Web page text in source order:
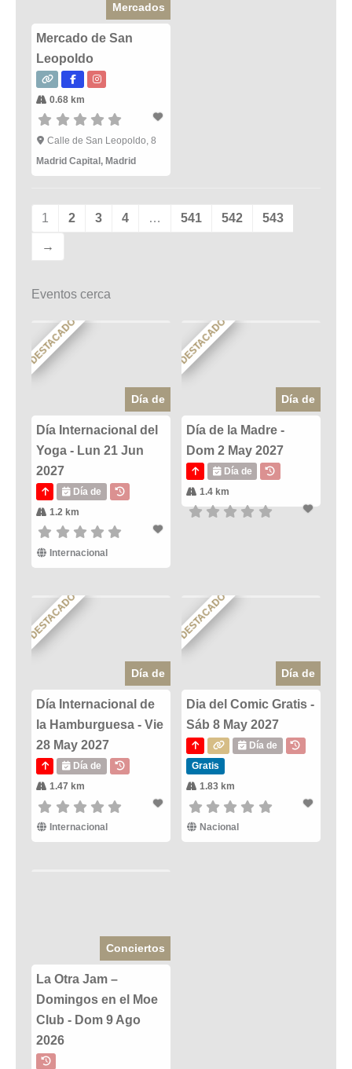
Mercados
Mercado de San
Leopoldo
0.68 km
Calle de San Leopoldo, 8
Madrid Capital, Madrid
1 2 3 4 … 541 542 543
→
Eventos cerca
DESTACADO
Día de
Día Internacional del
Yoga - Lun 21 Jun
2027
Día de
1.2 km
Internacional
DESTACADO
Día de
Día de la Madre -
Dom 2 May 2027
Día de
1.4 km
DESTACADO
Día de
Día Internacional de
la Hamburguesa - Vie
28 May 2027
Día de
1.47 km
Internacional
DESTACADO
Día de
Dia del Comic Gratis -
Sáb 8 May 2027
Día de
Gratis
1.83 km
Nacional
Conciertos
La Otra Jam –
Domingos en el Moe
Club - Dom 9 Ago
2026